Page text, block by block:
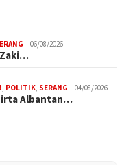
06/08/2026
Zaki…
, POLITIK, SERANG 04/08/2026
Albantan…